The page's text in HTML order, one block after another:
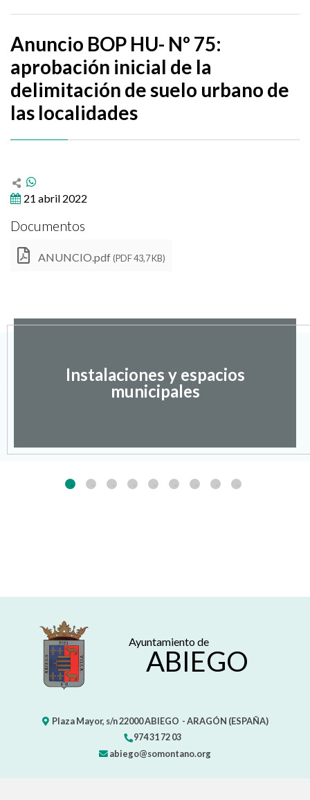
Anuncio BOP HU- Nº 75:
aprobación inicial de la
delimitación de suelo urbano de
las localidades
21 abril 2022
Documentos
ANUNCIO.pdf(PDF 43,7 KB)
Instalaciones y espacios
municipales
Ayuntamiento de
ABIEGO
Plaza Mayor, s/n22000ABIEGO - ARAGÓN (ESPAÑA)
974 31 72 03
abiego@somontano.org